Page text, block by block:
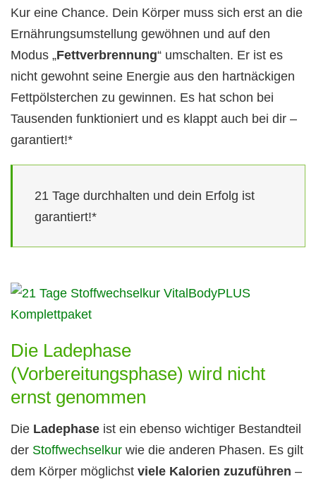
Kur eine Chance. Dein Körper muss sich erst an die
Ernährungsumstellung gewöhnen und auf den
Modus „Fettverbrennung“ umschalten. Er ist es
nicht gewohnt seine Energie aus den hartnäckigen
Fettpölsterchen zu gewinnen. Es hat schon bei
Tausenden funktioniert und es klappt auch bei dir –
garantiert!*
21 Tage durchhalten und dein Erfolg ist
garantiert!*
Die Ladephase
(Vorbereitungsphase) wird nicht
ernst genommen
Die Ladephaseist ein ebenso wichtiger Bestandteil
der Stoffwechselkurwie die anderen Phasen. Es gilt
dem Körper möglichst viele Kalorien zuzuführen –